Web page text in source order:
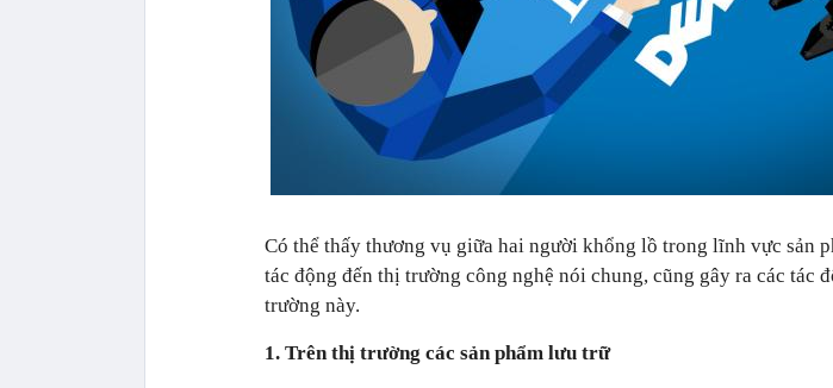
Có thể thấy thương vụ giữa hai người khổng lồ trong lĩnh vực sản
tác động đến thị trường công nghệ nói chung, cũng gây ra các tác
trường này.
1. Trên thị trường các sản phẩm lưu trữ